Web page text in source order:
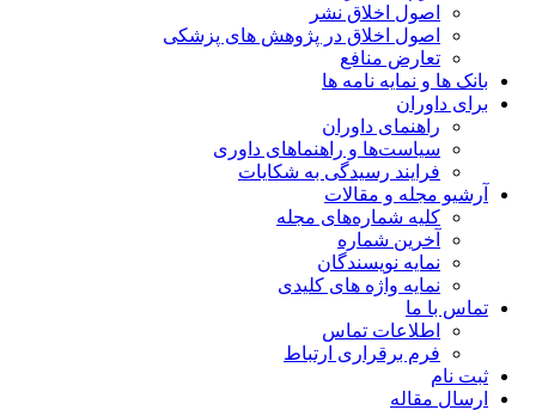
اصول اخلاق نشر
اصول اخلاق در پژوهش های پزشکی
تعارض منافع
بانک ها و نمایه نامه ها
برای داوران
راهنمای داوران
سیاست‌ها و راهنماهای داوری
فرایند رسیدگی به شکایات
آرشیو مجله و مقالات
کلیه شماره‌های مجله
آخرین شماره
نمایه نویسندگان
نمایه واژه های کلیدی
تماس با ما
اطلاعات تماس
فرم برقراری ارتباط
ثبت نام
ارسال مقاله